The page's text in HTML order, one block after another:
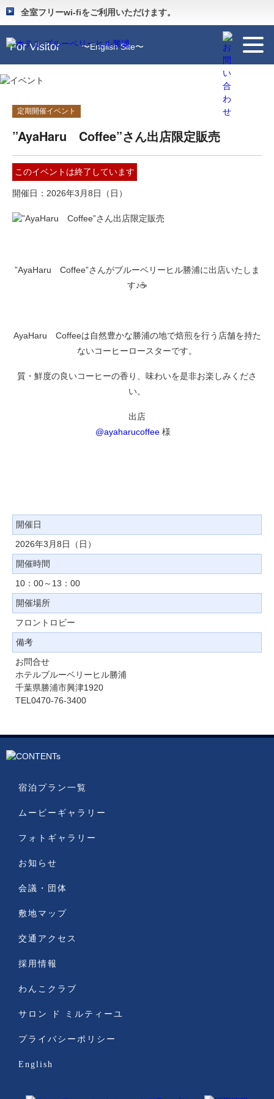
全室フリーwi-fiをご利用いただけます。
Guide 〜施設のご案内〜
For Visitor 〜English Site〜
定期開催イベント
”AyaHaru Coffee”さん出店限定販売
このイベントは終了しています
開催日 2026年3月8日（日）
”AyaHaru Coffee”さんがブルーベリーヒル勝浦に出店いたしま
す♪☕
AyaHaru Coffeeは自然豊かな勝浦の地で焙煎を行う店舗を持た
ないコーヒーロースターです。
質・鮮度の良いコーヒーの香り、味わいを是非お楽しみくださ
い。
出店
@ayaharucoffee様
開催日
2026年3月8日（日）
開催時間
10：00～13：00
開催場所
フロントロビー
備考
お問合せ
ホテルブルーベリーヒル勝浦
千葉県勝浦市興津1920
TEL0470-76-3400
宿泊プラン一覧
ムービーギャラリー
フォトギャラリー
お知らせ
会議・団体
敷地マップ
交通アクセス
採用情報
わんこクラブ
サロン ド ミルティーユ
プライバシーポリシー
English